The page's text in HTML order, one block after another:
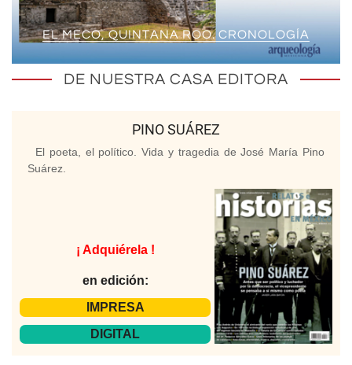
EL MECO, QUINTANA ROO. CRONOLOGÍA
DE NUESTRA CASA EDITORA
PINO SUÁREZ
El poeta, el político. Vida y tragedia de José María Pino
Suárez.
¡ Adquiérela !
en edición:
IMPRESA
DIGITAL